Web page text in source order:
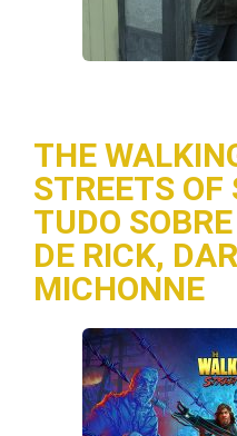
THE
STREETS
TUDO
DE RICK,
MICHONNE